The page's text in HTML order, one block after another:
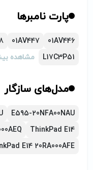
پارت نامبرها
01AV446
01AV447
L17C3P51
مشاهده
مدل‌های سازگار
E595-20NFA00NAU
ThinkPad E14
E14 20RA000AFE